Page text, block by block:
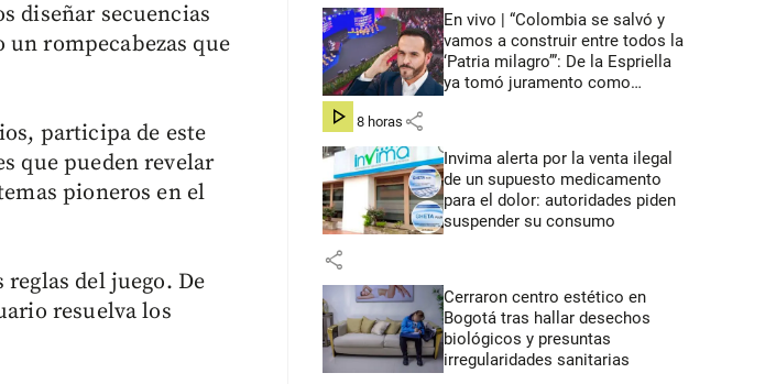
diseñar secuencias
rompecabezas que
participa de este
que pueden revelar
pioneros en el
del juego. De
resuelva los
En vivo | “Colombia se salvó y
vamos a construir entre todos la
‘Patria milagro’”: De la Espriella
ya tomó juramento como
hace 8 horas share
Invima alerta por la venta ilegal
de un supuesto medicamento
para el dolor: autoridades piden
suspender su consumo
share
Cerraron centro estético en
Bogotá tras hallar desechos
biológicos y presuntas
irregularidades sanitarias